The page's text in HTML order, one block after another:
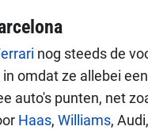
nog steeds de
omdat ze allebei
auto's punten, net
Haas, Williams,